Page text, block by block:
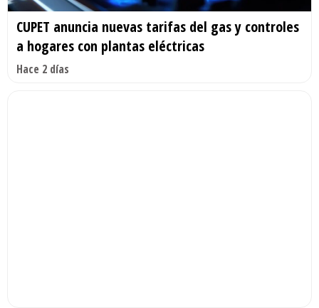
CUPET anuncia nuevas tarifas del gas y controles
a hogares con plantas eléctricas
Hace 2 días